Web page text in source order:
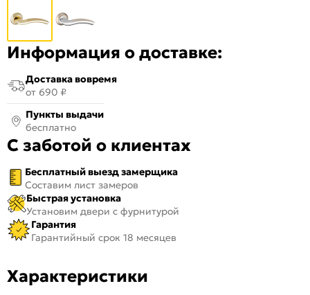
Информация о доставке:
Доставка вовремя
от 690 ₽
Пункты выдачи
бесплатно
С заботой о клиентах
Бесплатный выезд замерщика
Составим лист замеров
Быстрая установка
Установим двери с фурнитурой
Гарантия
Гарантийный срок 18 месяцев
Характеристики